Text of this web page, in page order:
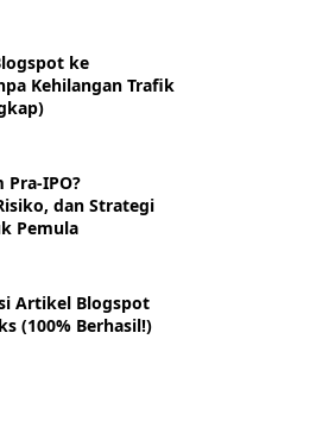
ke
Kehilangan Trafik
Pra-IPO?
dan Strategi
Pemula
Artikel Blogspot
(100% Berhasil!)